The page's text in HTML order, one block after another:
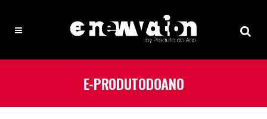
E-PRODUTODOANO